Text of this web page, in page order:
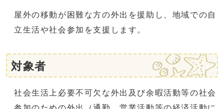
屋外の移動が困難な方の外出を援助し、地域での自
立生活や社会参加を支援します。
対象者
社会生活上必要不可欠な外出及び余暇活動等の社会